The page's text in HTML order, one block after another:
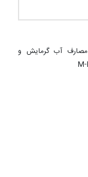
مصارف آب گرمایش و